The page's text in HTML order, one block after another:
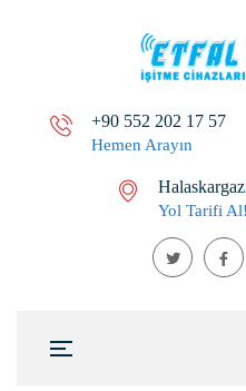
+90 552 202 17 57
Hemen Arayın
Yol Tarifi Al!